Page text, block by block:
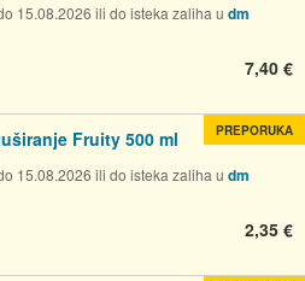
15.08.2026 ili do isteka zaliha u dm
7,40 €
Fruity 500 ml
15.08.2026 ili do isteka zaliha u dm
2,35 €
PREPORUKA